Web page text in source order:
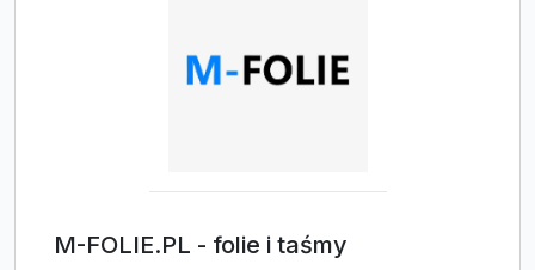
M-FOLIE.PL - folie i taśmy